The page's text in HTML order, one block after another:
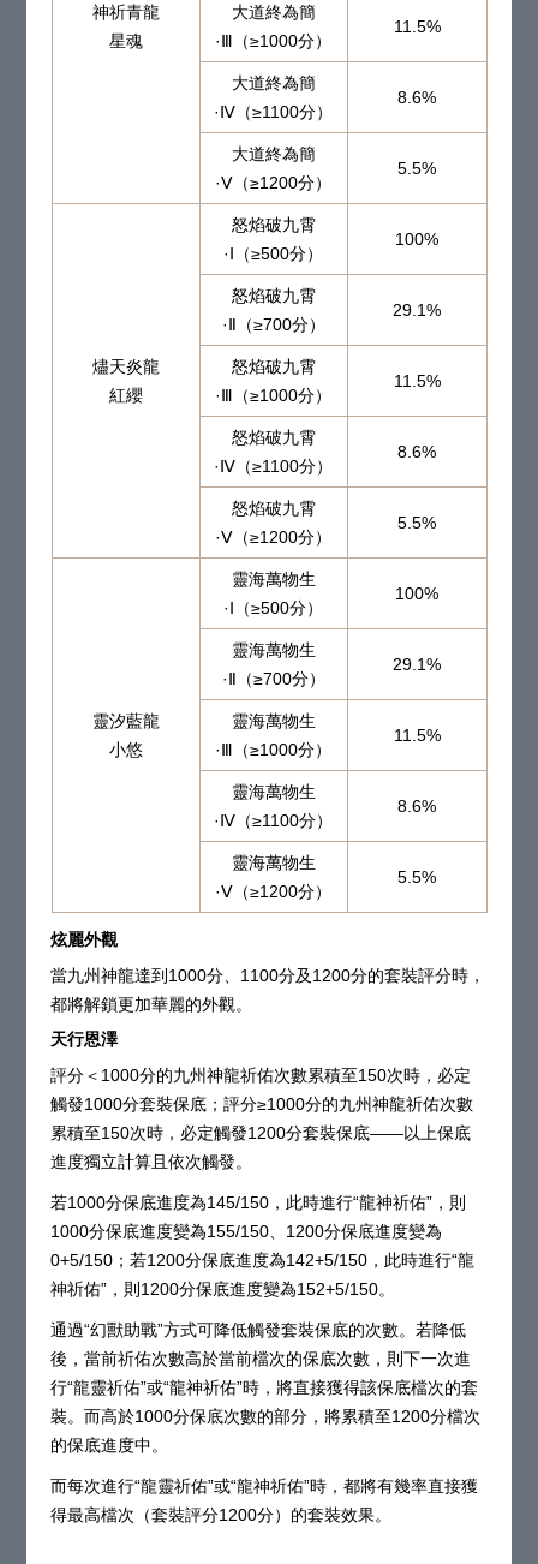
神祈青龍
星魂
大道終為簡
·Ⅲ（≥1000分）
11.5%
大道終為簡
·Ⅳ（≥1100分）
8.6%
大道終為簡
·Ⅴ（≥1200分）
5.5%
燼天炎龍
紅纓
怒焰破九霄
·Ⅰ（≥500分）
100%
怒焰破九霄
·Ⅱ（≥700分）
29.1%
怒焰破九霄
·Ⅲ（≥1000分）
11.5%
怒焰破九霄
·Ⅳ（≥1100分）
8.6%
怒焰破九霄
·Ⅴ（≥1200分）
5.5%
靈汐藍龍
小悠
靈海萬物生
·Ⅰ（≥500分）
100%
靈海萬物生
·Ⅱ（≥700分）
29.1%
靈海萬物生
·Ⅲ（≥1000分）
11.5%
靈海萬物生
·Ⅳ（≥1100分）
8.6%
靈海萬物生
·Ⅴ（≥1200分）
5.5%
炫麗外觀
當九州神龍達到1000分、1100分及1200分的套裝評分時，
都將解鎖更加華麗的外觀。
天行恩澤
評分＜1000分的九州神龍祈佑次數累積至150次時，必定
觸發1000分套裝保底；評分≥1000分的九州神龍祈佑次數
累積至150次時，必定觸發1200分套裝保底——以上保底
進度獨立計算且依次觸發。
若1000分保底進度為145/150，此時進行“龍神祈佑”，則
1000分保底進度變為155/150、1200分保底進度變為
0+5/150；若1200分保底進度為142+5/150，此時進行“龍
神祈佑”，則1200分保底進度變為152+5/150。
通過“幻獸助戰”方式可降低觸發套裝保底的次數。若降低
後，當前祈佑次數高於當前檔次的保底次數，則下一次進
行“龍靈祈佑”或“龍神祈佑”時，將直接獲得該保底檔次的套
裝。而高於1000分保底次數的部分，將累積至1200分檔次
的保底進度中。
而每次進行“龍靈祈佑”或“龍神祈佑”時，都將有幾率直接獲
得最高檔次（套裝評分1200分）的套裝效果。